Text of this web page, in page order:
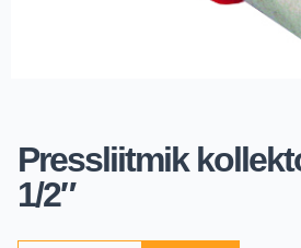
Pressliitmik
1/2″